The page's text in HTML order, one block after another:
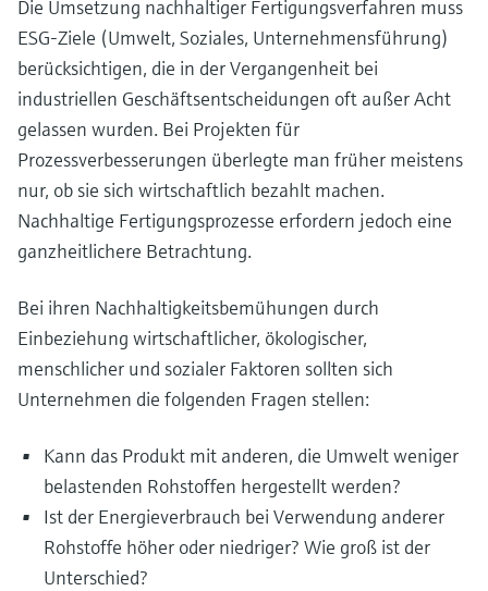
Die Umsetzung nachhaltiger Fertigungsverfahren muss
ESG-Ziele (Umwelt, Soziales, Unternehmensführung)
berücksichtigen, die in der Vergangenheit bei
industriellen Geschäftsentscheidungen oft außer Acht
gelassen wurden. Bei Projekten für
Prozessverbesserungen überlegte man früher meistens
nur, ob sie sich wirtschaftlich bezahlt machen.
Nachhaltige Fertigungsprozesse erfordern jedoch eine
ganzheitlichere Betrachtung.
Bei ihren Nachhaltigkeitsbemühungen durch
Einbeziehung wirtschaftlicher, ökologischer,
menschlicher und sozialer Faktoren sollten sich
Unternehmen die folgenden Fragen stellen:
Kann das Produkt mit anderen, die Umwelt weniger
belastenden Rohstoffen hergestellt werden?
Ist der Energieverbrauch bei Verwendung anderer
Rohstoffe höher oder niedriger? Wie groß ist der
Unterschied?